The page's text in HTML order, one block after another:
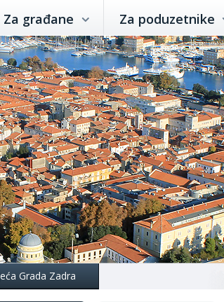
Za građane Za poduzetnike
Grada Zadra